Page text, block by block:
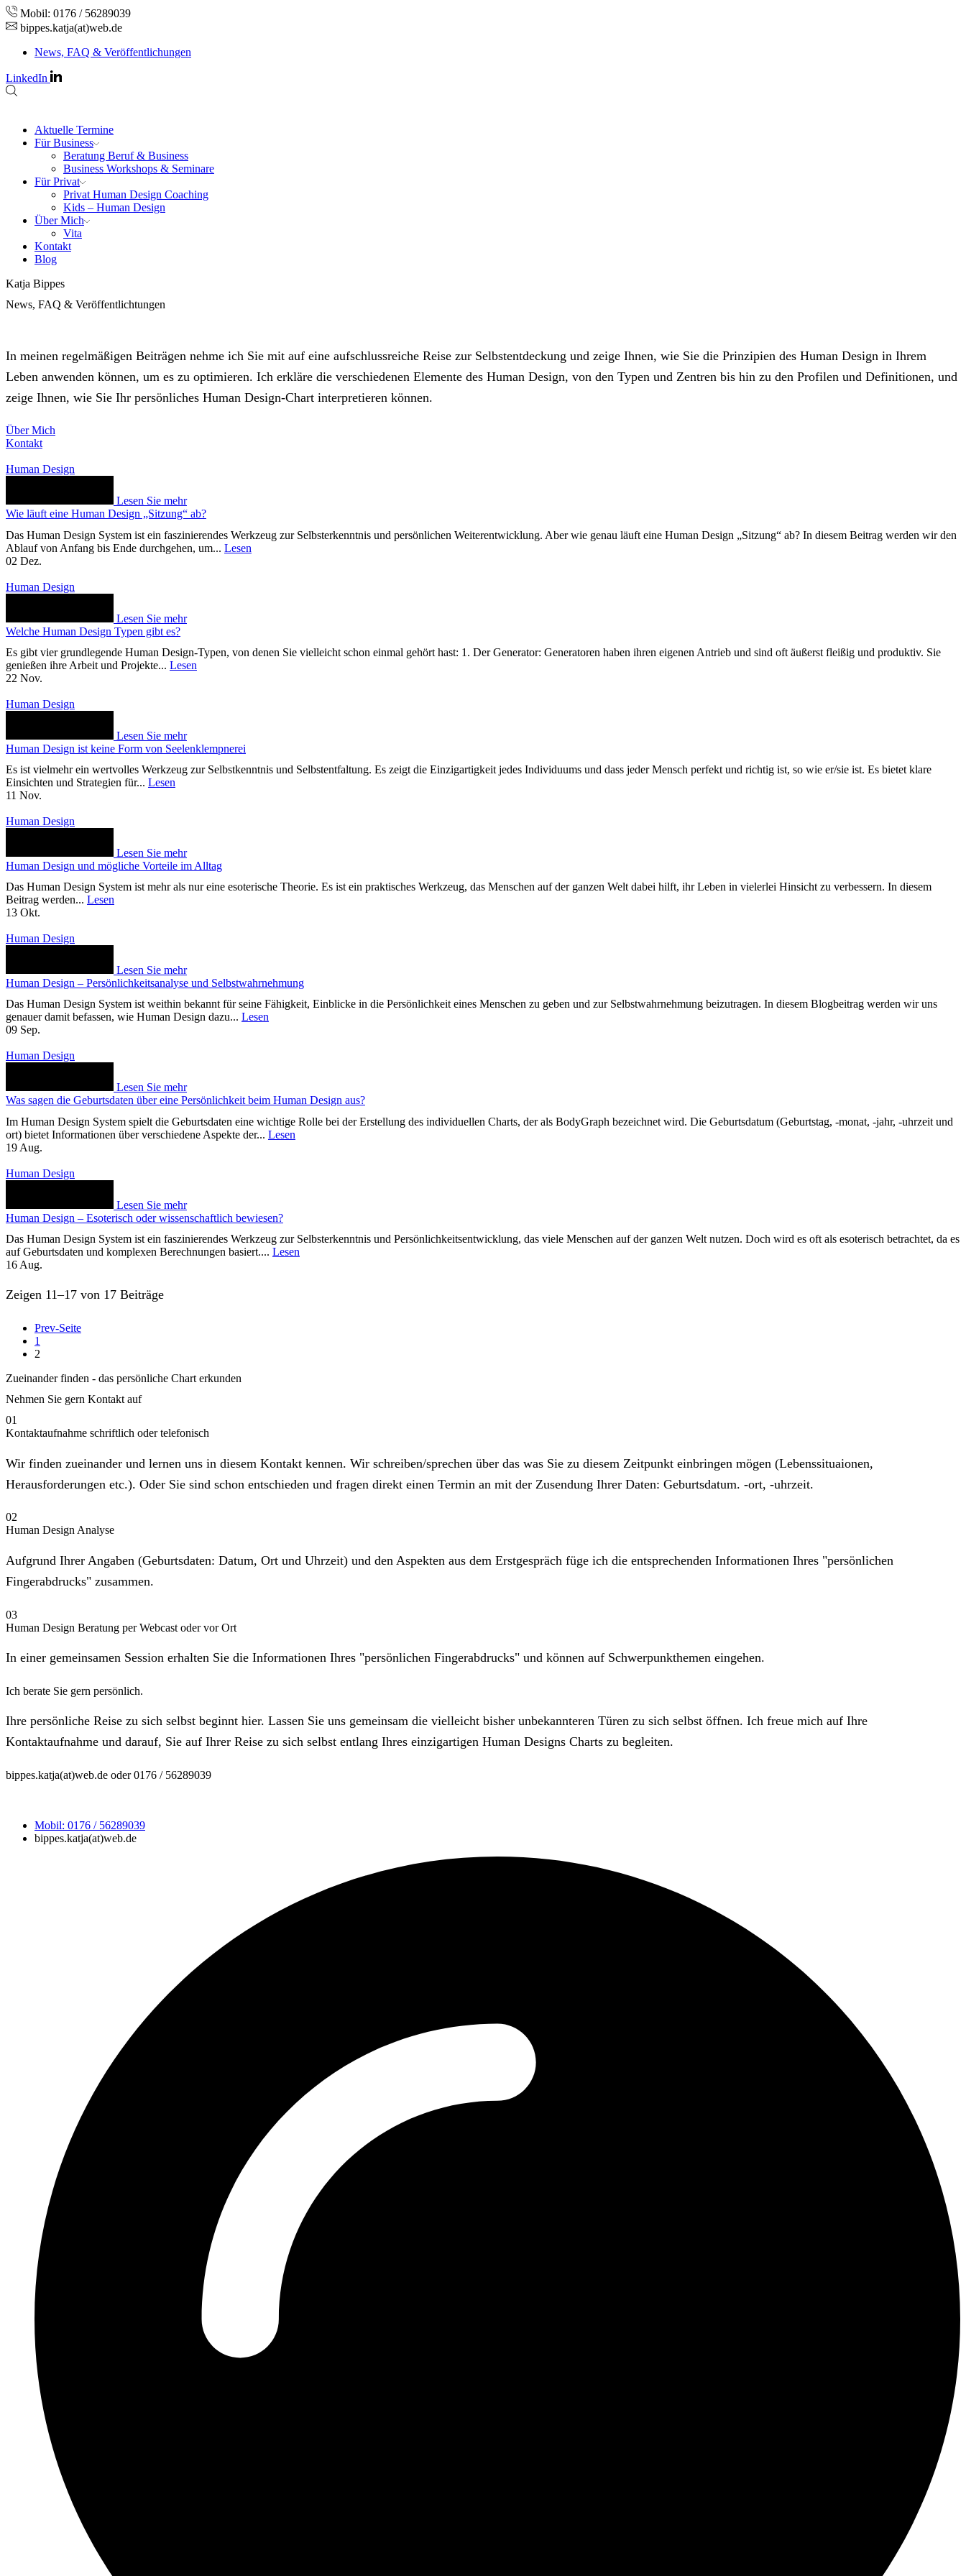
Mobil: 0176 / 56289039
bippes.katja(at)web.de
News, FAQ & Veröffentlichungen
LinkedIn
Aktuelle Termine
Für Business
Beratung Beruf & Business
Business Workshops & Seminare
Für Privat
Privat Human Design Coaching
Kids – Human Design
Über Mich
Vita
Kontakt
Blog
Katja Bippes
News, FAQ & Veröffentlichtungen
In meinen regelmäßigen Beiträgen nehme ich Sie mit auf eine aufschlussreiche Reise zur Selbstentdeckung und zeige Ihnen, wie Sie die Prinzipien des Human Design in Ihrem
Leben anwenden können, um es zu optimieren. Ich erkläre die verschiedenen Elemente des Human Design, von den Typen und Zentren bis hin zu den Profilen und Definitionen, und
zeige Ihnen, wie Sie Ihr persönliches Human Design-Chart interpretieren können.
Über Mich
Kontakt
Human Design
Lesen Sie mehr
Wie läuft eine Human Design „Sitzung“ ab?
Das Human Design System ist ein faszinierendes Werkzeug zur Selbsterkenntnis und persönlichen Weiterentwicklung. Aber wie genau läuft eine Human Design „Sitzung“ ab? In diesem Beitrag werden wir den
Ablauf von Anfang bis Ende durchgehen, um... Lesen
02 Dez.
Human Design
Lesen Sie mehr
Welche Human Design Typen gibt es?
Es gibt vier grundlegende Human Design-Typen, von denen Sie vielleicht schon einmal gehört hast: 1. Der Generator: Generatoren haben ihren eigenen Antrieb und sind oft äußerst fleißig und produktiv. Sie
genießen ihre Arbeit und Projekte... Lesen
22 Nov.
Human Design
Lesen Sie mehr
Human Design ist keine Form von Seelenklempnerei
Es ist vielmehr ein wertvolles Werkzeug zur Selbstkenntnis und Selbstentfaltung. Es zeigt die Einzigartigkeit jedes Individuums und dass jeder Mensch perfekt und richtig ist, so wie er/sie ist. Es bietet klare
Einsichten und Strategien für... Lesen
11 Nov.
Human Design
Lesen Sie mehr
Human Design und mögliche Vorteile im Alltag
Das Human Design System ist mehr als nur eine esoterische Theorie. Es ist ein praktisches Werkzeug, das Menschen auf der ganzen Welt dabei hilft, ihr Leben in vielerlei Hinsicht zu verbessern. In diesem
Beitrag werden... Lesen
13 Okt.
Human Design
Lesen Sie mehr
Human Design – Persönlichkeitsanalyse und Selbstwahrnehmung
Das Human Design System ist weithin bekannt für seine Fähigkeit, Einblicke in die Persönlichkeit eines Menschen zu geben und zur Selbstwahrnehmung beizutragen. In diesem Blogbeitrag werden wir uns
genauer damit befassen, wie Human Design dazu... Lesen
09 Sep.
Human Design
Lesen Sie mehr
Was sagen die Geburtsdaten über eine Persönlichkeit beim Human Design aus?
Im Human Design System spielt die Geburtsdaten eine wichtige Rolle bei der Erstellung des individuellen Charts, der als BodyGraph bezeichnet wird. Die Geburtsdatum (Geburtstag, -monat, -jahr, -uhrzeit und
ort) bietet Informationen über verschiedene Aspekte der... Lesen
19 Aug.
Human Design
Lesen Sie mehr
Human Design – Esoterisch oder wissenschaftlich bewiesen?
Das Human Design System ist ein faszinierendes Werkzeug zur Selbsterkenntnis und Persönlichkeitsentwicklung, das viele Menschen auf der ganzen Welt nutzen. Doch wird es oft als esoterisch betrachtet, da es
auf Geburtsdaten und komplexen Berechnungen basiert.... Lesen
16 Aug.
Zeigen 11–17 von 17 Beiträge
Prev-Seite
1
2
Zueinander finden - das persönliche Chart erkunden
Nehmen Sie gern Kontakt auf
01
Kontaktaufnahme schriftlich oder telefonisch
Wir finden zueinander und lernen uns in diesem Kontakt kennen. Wir schreiben/sprechen über das was Sie zu diesem Zeitpunkt einbringen mögen (Lebenssituaionen,
Herausforderungen etc.). Oder Sie sind schon entschieden und fragen direkt einen Termin an mit der Zusendung Ihrer Daten: Geburtsdatum. -ort, -uhrzeit.
02
Human Design Analyse
Aufgrund Ihrer Angaben (Geburtsdaten: Datum, Ort und Uhrzeit) und den Aspekten aus dem Erstgespräch füge ich die entsprechenden Informationen Ihres "persönlichen
Fingerabdrucks" zusammen.
03
Human Design Beratung per Webcast oder vor Ort
In einer gemeinsamen Session erhalten Sie die Informationen Ihres "persönlichen Fingerabdrucks" und können auf Schwerpunkthemen eingehen.
Ich berate Sie gern persönlich.
Ihre persönliche Reise zu sich selbst beginnt hier. Lassen Sie uns gemeinsam die vielleicht bisher unbekannteren Türen zu sich selbst öffnen. Ich freue mich auf Ihre
Kontaktaufnahme und darauf, Sie auf Ihrer Reise zu sich selbst entlang Ihres einzigartigen Human Designs Charts zu begleiten.
bippes.katja(at)web.de oder 0176 / 56289039
Mobil: 0176 / 56289039
bippes.katja(at)web.de